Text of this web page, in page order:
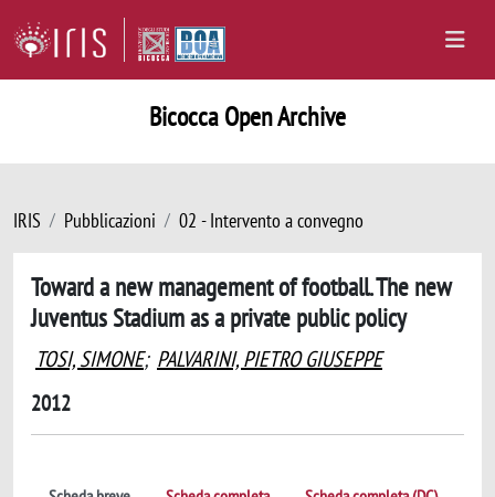
Bicocca Open Archive
IRIS Pubblicazioni 02 - Intervento a convegno
Toward a new management of football. The new
Juventus Stadium as a private public policy
TOSI, SIMONE; PALVARINI, PIETRO GIUSEPPE
2012